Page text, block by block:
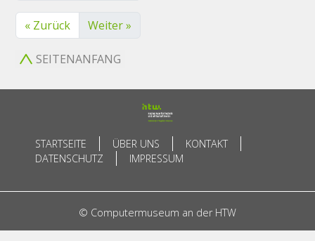
« Zurück Weiter »
SEITENANFANG
STARTSEITE ÜBER UNS
KONTAKT
DATENSCHUTZ
IMPRESSUM
© Computermuseum an der HTW